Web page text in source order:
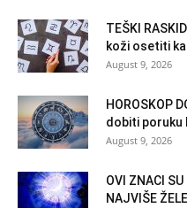
TEŠKI
koži osetiti
August 9, 2026
HOROSKOP
dobiti poruku
August 9, 2026
OVI ZNACI
NAJVIŠE